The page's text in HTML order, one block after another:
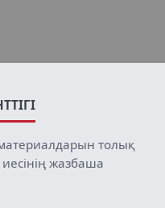
толық
жазбаша